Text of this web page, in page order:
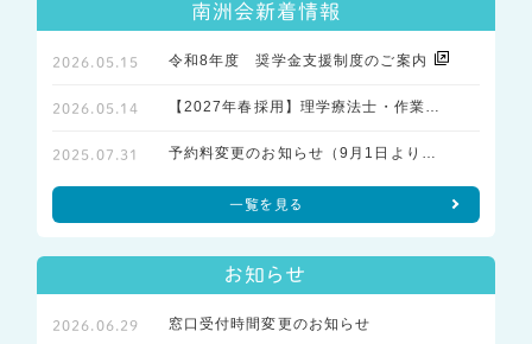
南洲会新着情報
2026.05.15 令和8年度 奨学金支援制度のご案内
2026.05.14 【2027年春採用】理学療法士・作業療法士 説明会・施設見学会を随時開催中
2025.07.31 予約料変更のお知らせ（9月1日より）
一覧を見る
お知らせ
2026.06.29 窓口受付時間変更のお知らせ